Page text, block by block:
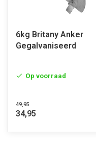
6kg Britany Anker
Gegalvaniseerd
Op voorraad
49,95
34,95